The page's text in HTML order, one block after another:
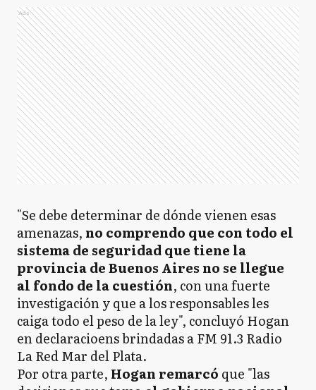
Ads
"Se debe determinar de dónde vienen esas
amenazas, no comprendo que con todo el
sistema de seguridad que tiene la
provincia de Buenos Aires no se llegue
al fondo de la cuestión, con una fuerte
investigación y que a los responsables les
caiga todo el peso de la ley", concluyó Hogan
en declaracioens brindadas a FM 91.3 Radio
La Red Mar del Plata.
Por otra parte, Hogan remarcó que "las